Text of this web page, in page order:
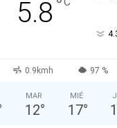
5.8 °
0.9kmh 97 %
MAR
12°
MIÉ
17°